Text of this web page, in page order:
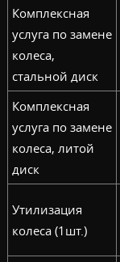
Комплексная
услуга по замене
колеса,
стальной диск
Комплексная
услуга по замене
колеса, литой
диск
Утилизация
колеса (1шт.)